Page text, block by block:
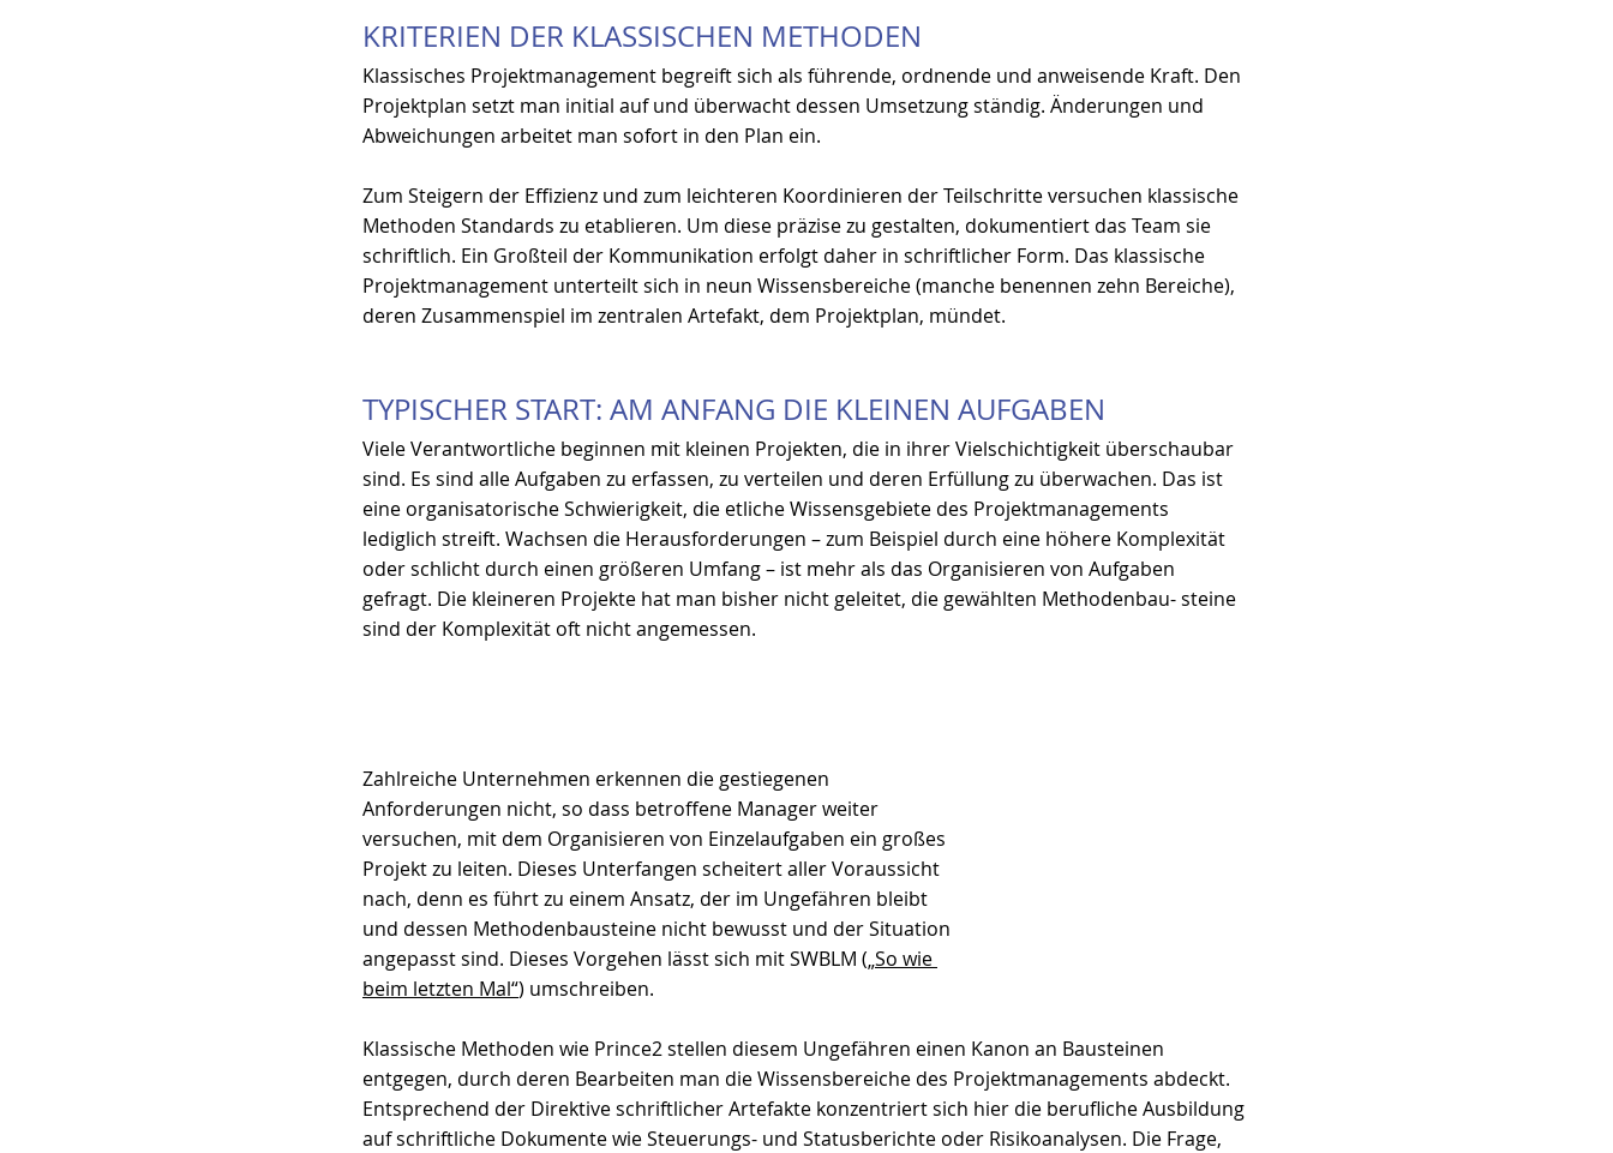
KRITERIEN DER KLASSISCHEN METHODEN
Klassisches Projektmanagement begreift sich als führende, ordnende und anweisende Kraft. Den
Projektplan setzt man initial auf und überwacht dessen Umsetzung ständig. Änderungen und
Abweichungen arbeitet man sofort in den Plan ein.
Zum Steigern der Effizienz und zum leichteren Koordinieren der Teilschritte versuchen klassische
Methoden Standards zu etablieren. Um diese präzise zu gestalten, dokumentiert das Team sie
schriftlich. Ein Großteil der Kommunikation erfolgt daher in schriftlicher Form. Das klassische
Projektmanagement unterteilt sich in neun Wissensbereiche (manche benennen zehn Bereiche),
deren Zusammenspiel im zentralen Artefakt, dem Projektplan, mündet.
TYPISCHER START: AM ANFANG DIE KLEINEN AUFGABEN
Viele Verantwortliche beginnen mit kleinen Projekten, die in ihrer Vielschichtigkeit überschaubar
sind. Es sind alle Aufgaben zu erfassen, zu verteilen und deren Erfüllung zu überwachen. Das ist
eine organisatorische Schwierigkeit, die etliche Wissensgebiete des Projektmanagements
lediglich streift. Wachsen die Herausforderungen – zum Beispiel durch eine höhere Komplexität
oder schlicht durch einen größeren Umfang – ist mehr als das Organisieren von Aufgaben
gefragt. Die kleineren Projekte hat man bisher nicht geleitet, die gewählten Methodenbau- steine
sind der Komplexität oft nicht angemessen.
Zahlreiche Unternehmen erkennen die gestiegenen
Anforderungen nicht, so dass betroffene Manager weiter
versuchen, mit dem Organisieren von Einzelaufgaben ein großes
Projekt zu leiten. Dieses Unterfangen scheitert aller Voraussicht
nach, denn es führt zu einem Ansatz, der im Ungefähren bleibt
und dessen Methodenbausteine nicht bewusst und der Situation
angepasst sind. Dieses Vorgehen lässt sich mit SWBLM („So wie
beim letzten Mal“) umschreiben.
Klassische Methoden wie Prince2 stellen diesem Ungefähren einen Kanon an Bausteinen
entgegen, durch deren Bearbeiten man die Wissensbereiche des Projektmanagements abdeckt.
Entsprechend der Direktive schriftlicher Artefakte konzentriert sich hier die berufliche Ausbildung
auf schriftliche Dokumente wie Steuerungs- und Statusberichte oder Risikoanalysen. Die Frage,